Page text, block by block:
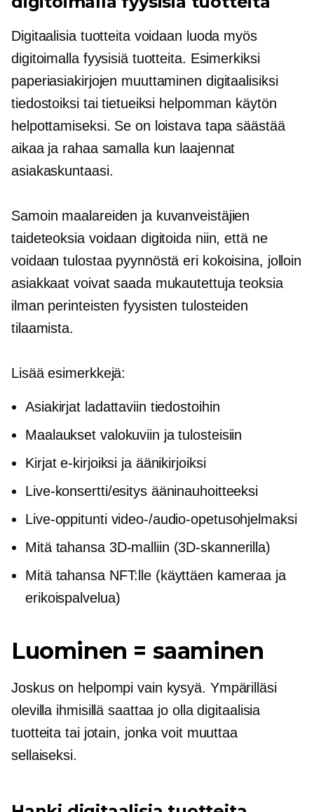
Digitaalisia tuotteita voidaan luoda myös
digitoimalla fyysisiä tuotteita. Esimerkiksi
paperiasiakirjojen muuttaminen digitaalisiksi
tiedostoiksi tai tietueiksi helpomman käytön
helpottamiseksi. Se on loistava tapa säästää
aikaa ja rahaa samalla kun laajennat
asiakaskuntaasi.
Samoin maalareiden ja kuvanveistäjien
taideteoksia voidaan digitoida niin, että ne
voidaan tulostaa pyynnöstä eri kokoisina, jolloin
asiakkaat voivat saada mukautettuja teoksia
ilman perinteisten fyysisten tulosteiden
tilaamista.
Lisää esimerkkejä:
Asiakirjat ladattaviin tiedostoihin
Maalaukset valokuviin ja tulosteisiin
Kirjat e-kirjoiksi ja äänikirjoiksi
Live-konsertti/esitys ääninauhoitteeksi
Live-oppitunti video-/audio-opetusohjelmaksi
Mitä tahansa 3D-malliin (3D-skannerilla)
Mitä tahansa NFT:lle (käyttäen kameraa ja
erikoispalvelua)
Luominen = saaminen
Joskus on helpompi vain kysyä. Ympärilläsi
olevilla ihmisillä saattaa jo olla digitaalisia
tuotteita tai jotain, jonka voit muuttaa
sellaiseksi.